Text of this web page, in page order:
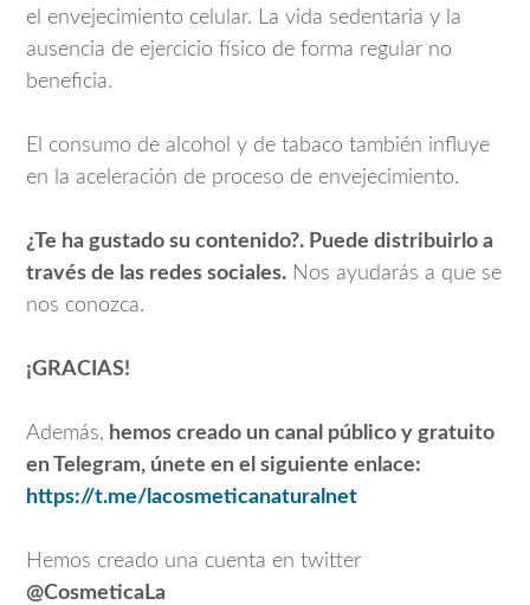
el envejecimiento celular. La vida sedentaria y la
ausencia de ejercicio físico de forma regular no
beneficia.
El consumo de alcohol y de tabaco también influye
en la aceleración de proceso de envejecimiento.
¿Te ha gustado su contenido?. Puede distribuirlo a
través de las redes sociales. Nos ayudarás a que se
nos conozca.
¡GRACIAS!
Además, hemos creado un canal público y gratuito
en Telegram, únete en el siguiente enlace:
https://t.me/lacosmeticanaturalnet
Hemos creado una cuenta en twitter
@CosmeticaLa